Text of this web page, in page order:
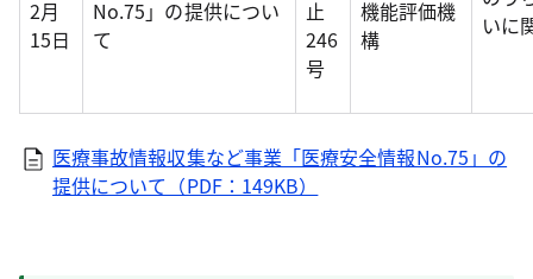
2月
15日
No.75」の提供につい
て
止
246
号
機能評価機
構
いに
医療事故情報収集など事業「医療安全情報No.75」の
提供について（PDF：149KB）